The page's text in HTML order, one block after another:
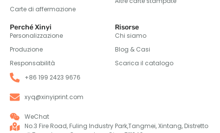
Carte di affermazione
Perché Xinyi
Personalizzazione
Produzione
Responsabilità
Risorse
Chi siamo
Blog & Casi
Scarica il catalogo
+86 199 2423 9676
xyq@xinyiprint.com
WeChat
No.3 Fire Road, Fuling Industry Park,Tangmei, Xintang, Distretto